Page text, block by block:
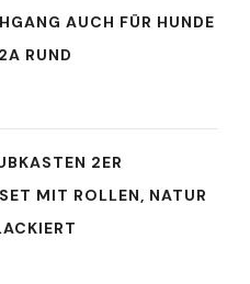
AUCH FÜR HUNDE
RUND
2ER
MIT ROLLEN, NATUR